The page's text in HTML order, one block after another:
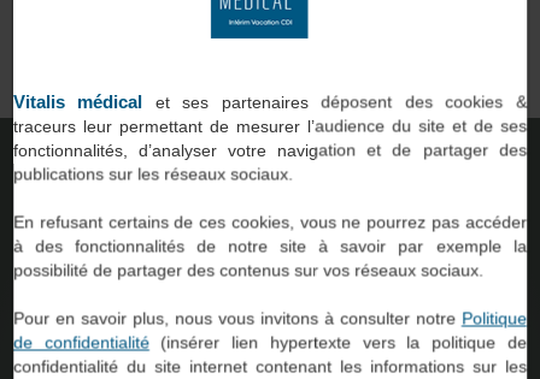
professionnels du paramédical et du social, comme vous, avec
des établissements de santé ou d’accompagnement.
TROUVER UNE AGENCE
Vitalis médical et ses partenaires déposent des cookies &
traceurs leur permettant de mesurer l’audience du site et de ses
fonctionnalités, d’analyser votre navigation et de partager des
publications sur les réseaux sociaux.
En refusant certains de ces cookies, vous ne pourrez pas accéder
à des fonctionnalités de notre site à savoir par exemple la
possibilité de partager des contenus sur vos réseaux sociaux.
Pour en savoir plus, nous vous invitons à consulter notre Politique
de confidentialité(insérer lien hypertexte vers la politique de
confidentialité du site internet contenant les informations sur les